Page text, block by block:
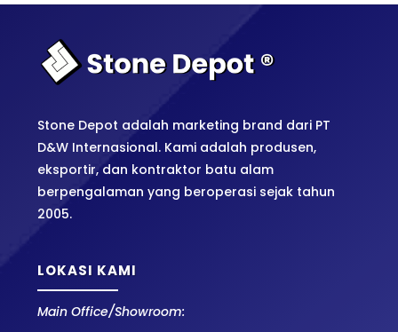
Stone Depot adalah marketing brand dari PT
D&W Internasional. Kami adalah produsen,
eksportir, dan kontraktor batu alam
berpengalaman yang beroperasi sejak tahun
2005.
LOKASI KAMI
Main Office/Showroom: